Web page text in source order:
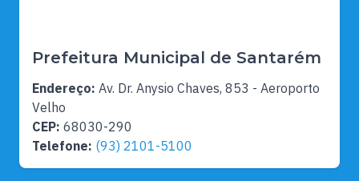
Prefeitura Municipal de Santarém
Endereço: Av. Dr. Anysio Chaves, 853 - Aeroporto
Velho
CEP: 68030-290
Telefone: (93) 2101-5100